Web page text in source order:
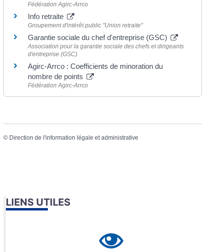
Fédération Agirc-Arrco
Info retraite
Groupement d'intérêt public "Union retraite"
Garantie sociale du chef d'entreprise (GSC)
Association pour la garantie sociale des chefs et dirigeants
d'entreprise (GSC)
Agirc-Arrco : Coefficients de minoration du
nombre de points
Fédération Agirc-Arrco
© Direction de l'information légale et administrative
LIENS UTILES